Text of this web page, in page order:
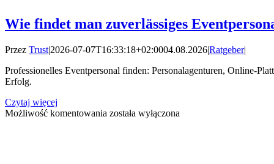
Wie findet man zuverlässiges
Przez Trust|2026-07-07T16:33:18+02:0004.08.2026|Ratgeber|
Professionelles Eventpersonal finden: Personalagenturen, Online-
Erfolg.
Czytaj więcej
Możliwość komentowania Wie
została wyłączona